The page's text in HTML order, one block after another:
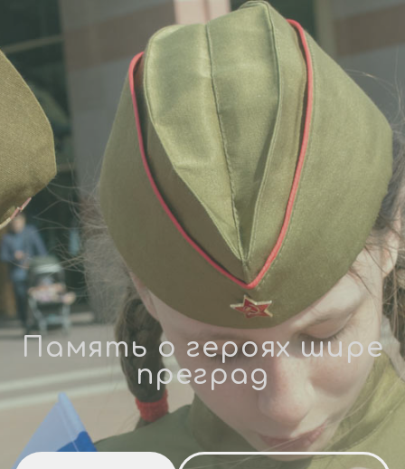
Память о героях шире
преград